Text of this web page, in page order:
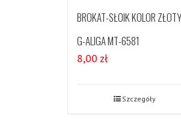
BROKAT-SŁOIK KOLOR
G-ALIGA MT-6581
8,00 zł
Szczegóły